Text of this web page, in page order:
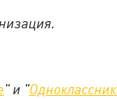
" и "